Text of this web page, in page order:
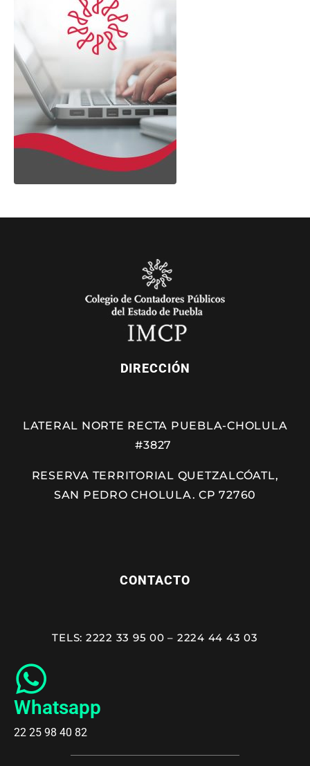
DIRECCIÓN
LATERAL NORTE RECTA PUEBLA-CHOLULA
#3827
RESERVA TERRITORIAL QUETZALCÓATL,
SAN PEDRO CHOLULA. CP 72760
CONTACTO
TELS: 2222 33 95 00 – 2224 44 43 03
Whatsapp
22 25 98 40 82